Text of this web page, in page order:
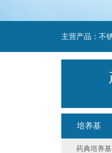
培养基
药典培养基